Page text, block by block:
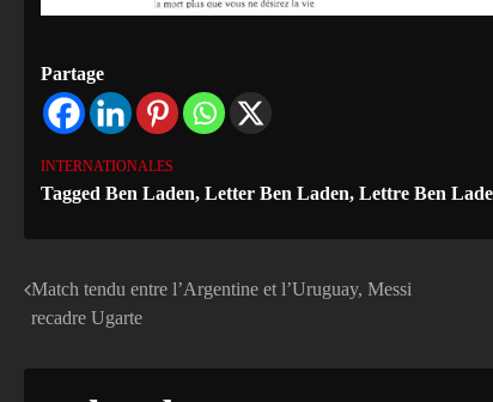
Partage
INTERNATIONALES
Tagged Ben Laden, Letter Ben Laden, Lettre Ben
Navigation
Match tendu entre l’Argentine et l’Uruguay, Messi
recadre Ugarte